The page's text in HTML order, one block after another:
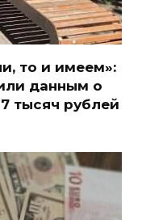
то и имеем»:
данным о
тысяч рублей